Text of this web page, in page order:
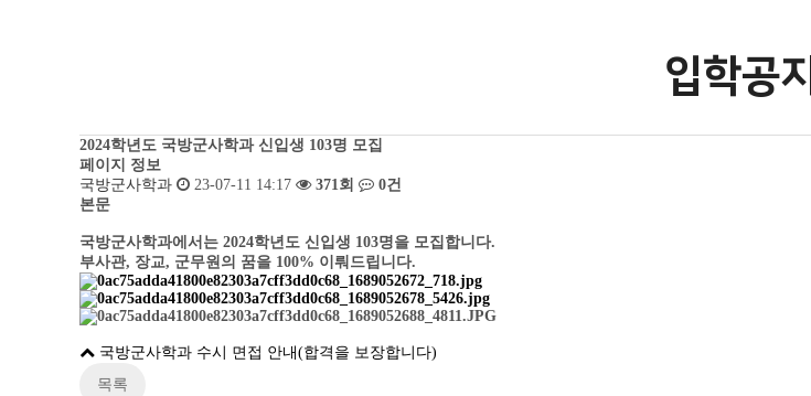
입학공지
2024학년도 국방군사학과 신입생 103명 모집
페이지 정보
국방군사학과
23-07-11 14:17 371회
0건
본문
​국방군사학과에서는 2024학년도 신입생 103명을 모집합니다.
부사관, 장교, 군무원의 꿈을 100% 이뤄드립니다.
국방군사학과 수시 면접 안내(합격을 보장합니다)
목록